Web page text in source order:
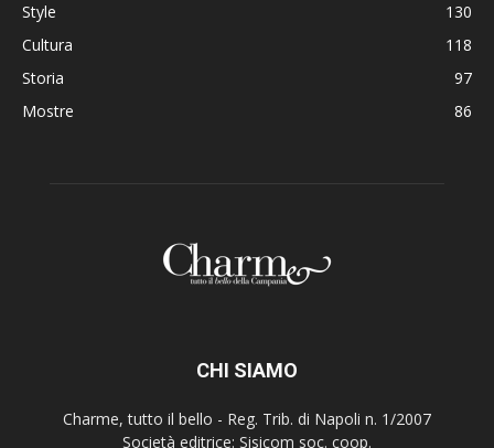
Style
130
Cultura
118
Storia
97
Mostre
86
CHI SIAMO
Charme, tutto il bello - Reg. Trib. di Napoli n. 1/2007
Società editrice: Sisicom soc. coop.